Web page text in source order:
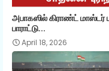
அபாகஸில் கிராண்ட் மாஸ்டர்
பாராட்டு...
April 18, 2026